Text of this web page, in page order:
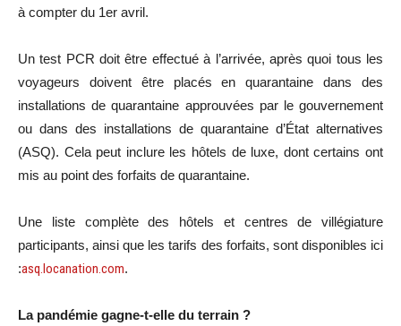
à compter du 1er avril.
Un test PCR doit être effectué à l’arrivée, après quoi tous les
voyageurs doivent être placés en quarantaine dans des
installations de quarantaine approuvées par le gouvernement
ou dans des installations de quarantaine d’État alternatives
(ASQ). Cela peut inclure les hôtels de luxe, dont certains ont
mis au point des forfaits de quarantaine.
Une liste complète des hôtels et centres de villégiature
participants, ainsi que les tarifs des forfaits, sont disponibles ici
:asq.locanation.com.
La pandémie gagne-t-elle du terrain ?